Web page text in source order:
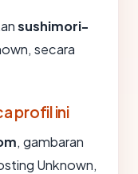
sushimori-
secara
profil ini
, gambaran
Unknown,